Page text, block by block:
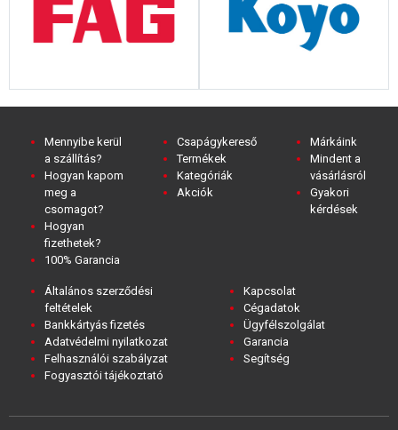
Mennyibe kerül
a szállítás?
Hogyan kapom
meg a
csomagot?
Hogyan
fizethetek?
100% Garancia
Csapágykereső
Termékek
Kategóriák
Akciók
Márkáink
Mindent a
vásárlásról
Gyakori
kérdések
Általános szerződési
feltételek
Bankkártyás fizetés
Adatvédelmi nyilatkozat
Felhasználói szabályzat
Fogyasztói tájékoztató
Kapcsolat
Cégadatok
Ügyfélszolgálat
Garancia
Segítség